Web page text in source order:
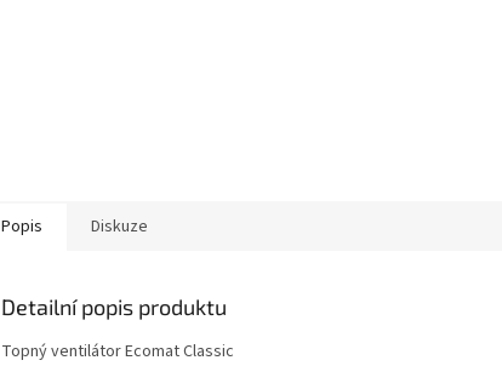
Popis Diskuze
Detailní popis produktu
Topný ventilátor Ecomat Classic